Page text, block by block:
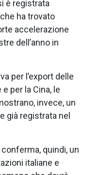
è registrata
ha trovato
accelerazione
dell’anno in
per l’export delle
per la Cina, le
invece, un
già registrata nel
quindi, un
italiane e